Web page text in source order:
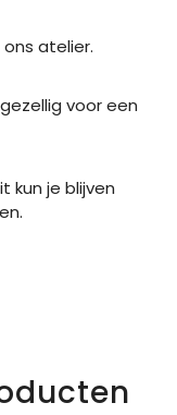
atelier.
voor een
kun je blijven